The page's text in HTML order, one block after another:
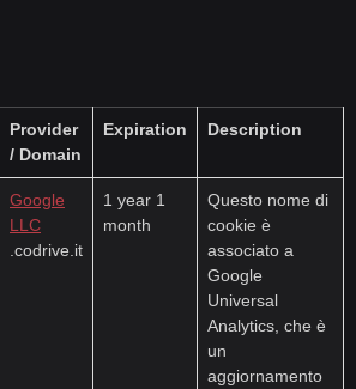
Provider
/ Domain
Expiration Description
Google
LLC
.codrive.it
1 year 1
month
Questo nome di
cookie è
associato a
Google
Universal
Analytics, che è
un
aggiornamento